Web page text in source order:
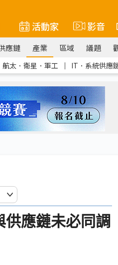
活動家 影音
應鏈 產業 區域 議題
航太．衛星．軍工 ｜ IT．系統供應
應鏈未必同調